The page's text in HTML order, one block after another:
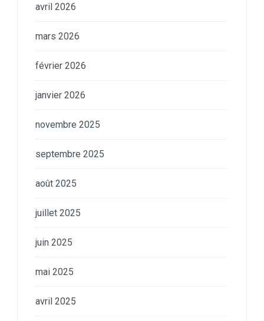
avril 2026
mars 2026
février 2026
janvier 2026
novembre 2025
septembre 2025
août 2025
juillet 2025
juin 2025
mai 2025
avril 2025